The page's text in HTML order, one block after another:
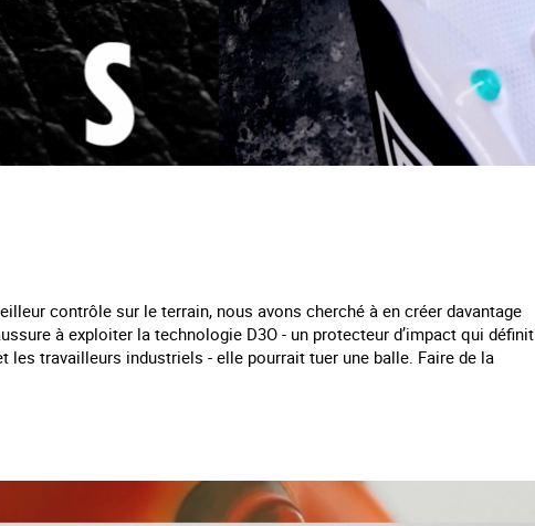
contrôle sur le terrain, nous avons cherché à en créer davantage
à exploiter la technologie D3O - un protecteur d’impact qui définit
travailleurs industriels - elle pourrait tuer une balle. Faire de la